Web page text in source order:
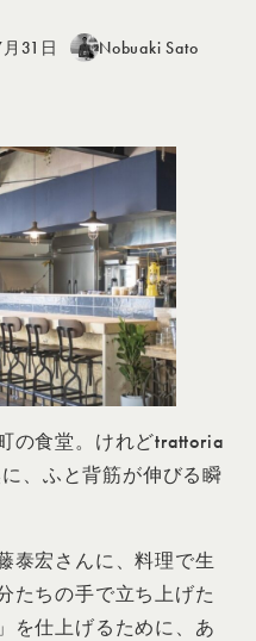
31日
著
Nobuaki Sato
の食堂。けれどtrattoria
、ふと背筋が伸びる瞬
泰宏さんに、料理で生
たちの手で立ち上げた
を仕上げるために、あ